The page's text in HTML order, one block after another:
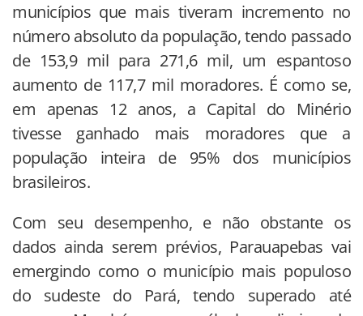
municípios que mais tiveram incremento no
número absoluto da população, tendo passado
de 153,9 mil para 271,6 mil, um espantoso
aumento de 117,7 mil moradores. É como se,
em apenas 12 anos, a Capital do Minério
tivesse ganhado mais moradores que a
população inteira de 95% dos municípios
brasileiros.
Com seu desempenho, e não obstante os
dados ainda serem prévios, Parauapebas vai
emergindo como o município mais populoso
do sudeste do Pará, tendo superado até